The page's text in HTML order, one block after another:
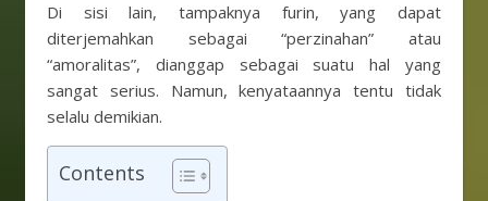
Di sisi lain, tampaknya furin, yang dapat
diterjemahkan sebagai “perzinahan” atau
“amoralitas”, dianggap sebagai suatu hal yang
sangat serius. Namun, kenyataannya tentu tidak
selalu demikian.
Contents